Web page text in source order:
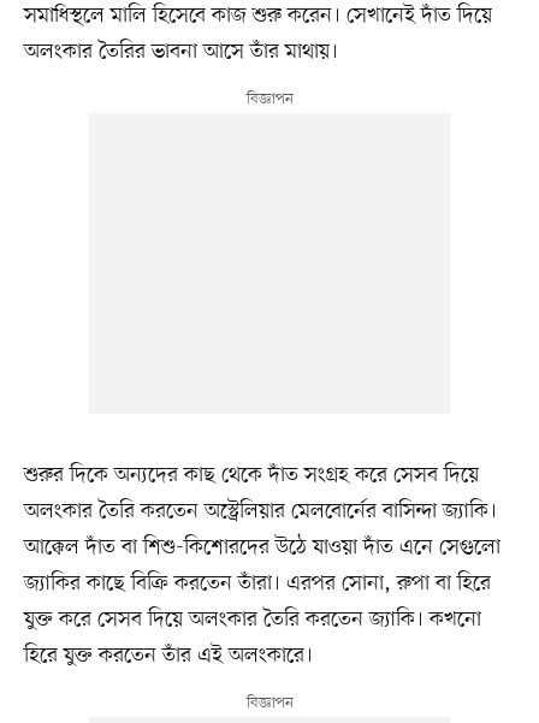
সমাধিস্থলে মালি হিসেবে কাজ শুরু করেন। সেখানেই দাঁত দিয়ে
অলংকার তৈরির ভাবনা আসে তাঁর মাথায়।
শুরুর দিকে অন্যদের কাছ থেকে দাঁত সংগ্রহ করে সেসব দিয়ে
অলংকার তৈরি করতেন অস্ট্রেলিয়ার মেলবোর্নের বাসিন্দা জ্যাকি।
আক্কেল দাঁত বা শিশু-কিশোরদের উঠে যাওয়া দাঁত এনে সেগুলো
জ্যাকির কাছে বিক্রি করতেন তাঁরা। এরপর সোনা, রুপা বা হিরে
যুক্ত করে সেসব দিয়ে অলংকার তৈরি করতেন জ্যাকি। কখনো
হিরে যুক্ত করতেন তাঁর এই অলংকারে।